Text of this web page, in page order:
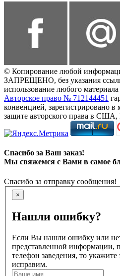
© Копирование любой
ЗАПРЕЩЕНО, без указания
использование любого материала
Авторское право № 712144451
конвенцией, зарегистрировано
защите авторского права в
Спасибо за Ваш заказ!
Мы свяжемся с Вами в самое
Спасибо за отправку сообщения!
×
Нашли ошибку?
Если Вы нашли ошибку или
представленной информации,
телефон заведения, то
исправим.